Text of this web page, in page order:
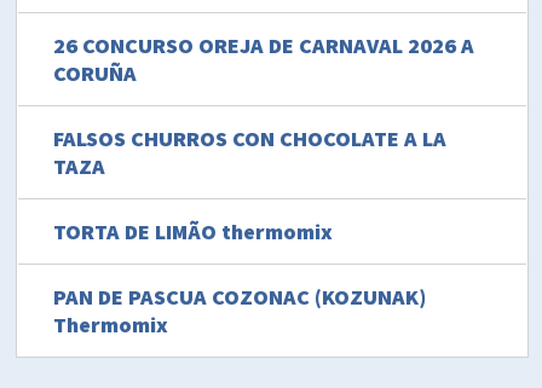
26 CONCURSO OREJA DE CARNAVAL 2026 A
CORUÑA
FALSOS CHURROS CON CHOCOLATE A LA
TAZA
TORTA DE LIMÃO thermomix
PAN DE PASCUA COZONAC (KOZUNAK)
Thermomix